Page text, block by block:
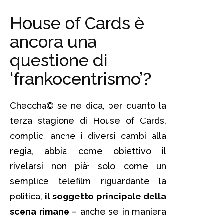
House of Cards è
ancora una
questione di
‘frankocentrismo’?
Checchà© se ne dica, per quanto la
terza stagione di House of Cards,
complici anche i diversi cambi alla
regia, abbia come obiettivo il
rivelarsi non pià¹ solo come un
semplice telefilm riguardante la
politica, il soggetto principale della
scena rimane – anche se in maniera